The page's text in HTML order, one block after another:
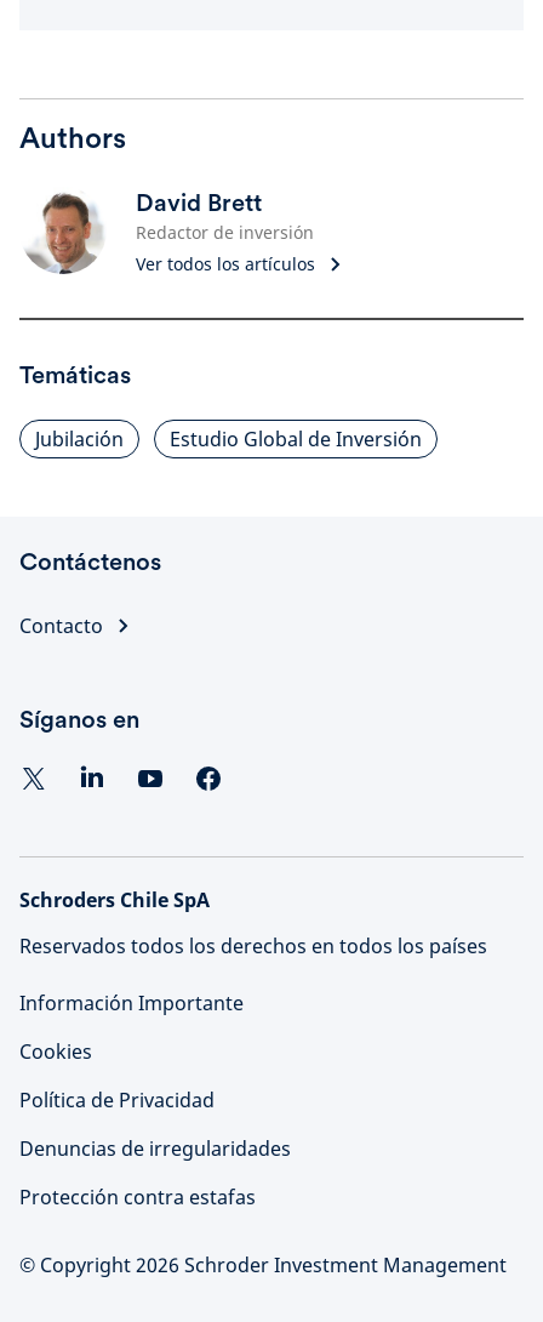
Authors
David Brett
Redactor de inversión
Ver todos los artículos
Temáticas
Jubilación Estudio Global de Inversión
Contáctenos
Contacto
Síganos en
Schroders Chile SpA
Reservados todos los derechos en todos los países
Información Importante
Cookies
Política de Privacidad
Denuncias de irregularidades
Protección contra estafas
© Copyright 2026 Schroder Investment Management